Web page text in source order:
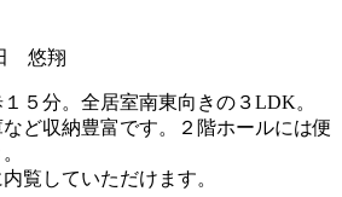
悠翔
５分。全居室南東向きの３LDK。
ど収納豊富です。２階ホールには便
覧していただけます。